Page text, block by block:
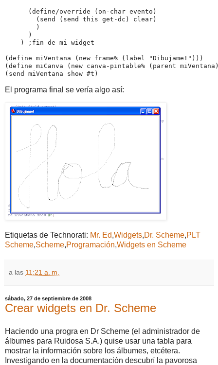
      (define/override (on-char evento)
        (send (send this get-dc) clear)
        )
      )
    ) ;fin de mi widget
(define miVentana (new frame% (label "Dibujame!")))
(define miCanva (new canva-pintable% (parent
(send miVentana show #t)
El programa final se vería algo así:
Etiquetas de Technorati: Mr. Ed,Widgets,Dr. Scheme,PLT
Scheme,Scheme,Programación,Widgets en Scheme
a las 11:21 a. m.
sábado, 27 de septiembre de 2008
Crear widgets en Dr. Scheme
Haciendo una progra en Dr Scheme (el administrador de
álbumes para Ruidosa S.A.) quise usar una tabla para
mostrar la información sobre los álbumes, etcétera.
Investigando en la documentación descubrí la pavorosa